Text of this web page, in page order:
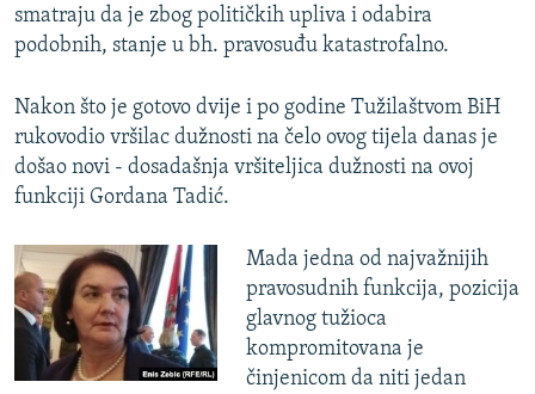
SVE KARTE DEJTONA
smatraju da je zbog političkih upliva i odabira
podobnih, stanje u bh. pravosuđu katastrofalno.
Nakon što je gotovo dvije i po godine Tužilaštvom BiH
rukovodio vršilac dužnosti na čelo ovog tijela danas je
došao novi - dosadašnja vršiteljica dužnosti na ovoj
funkciji Gordana Tadić.
Mada jedna od najvažnijih
pravosudnih funkcija, pozicija
glavnog tužioca
kompromitovana je
činjenicom da niti jedan